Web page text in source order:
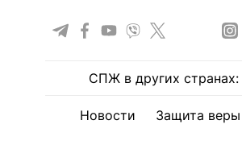
СПЖ в других странах:
Новости Защита веры